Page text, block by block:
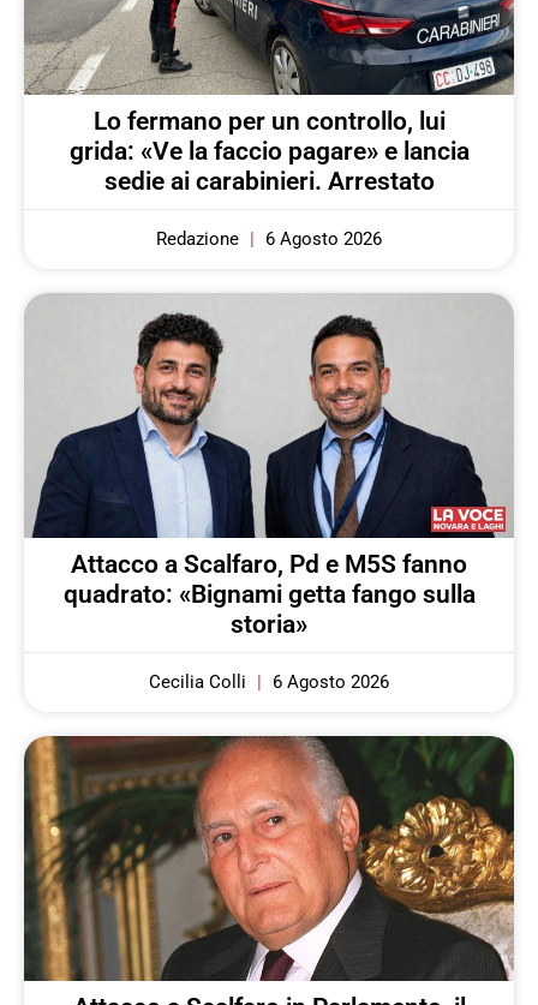
Lo fermano per un controllo, lui
grida: «Ve la faccio pagare» e lancia
sedie ai carabinieri. Arrestato
Redazione 6 Agosto 2026
Attacco a Scalfaro, Pd e M5S fanno
quadrato: «Bignami getta fango sulla
storia»
Cecilia Colli 6 Agosto 2026